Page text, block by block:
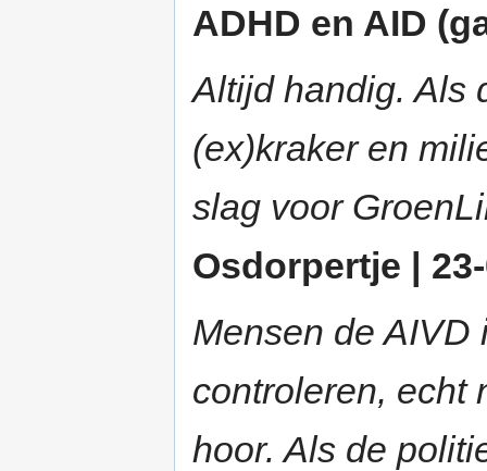
ADHD en AID
Altijd handig. Als
(ex)kraker en
slag voor
Osdorpertje |
Mensen de AIVD
controleren, echt
hoor. Als de